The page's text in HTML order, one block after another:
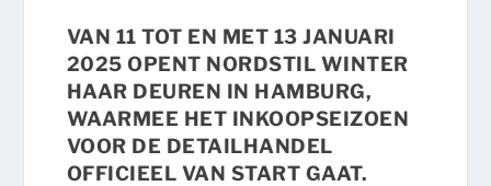
VAN 11 TOT EN MET 13 JANUARI
2025OPENT NORDSTIL WINTER
HAAR DEUREN IN HAMBURG,
WAARMEE HET INKOOPSEIZOEN
VOOR DE DETAILHANDEL
OFFICIEEL VAN START GAAT.